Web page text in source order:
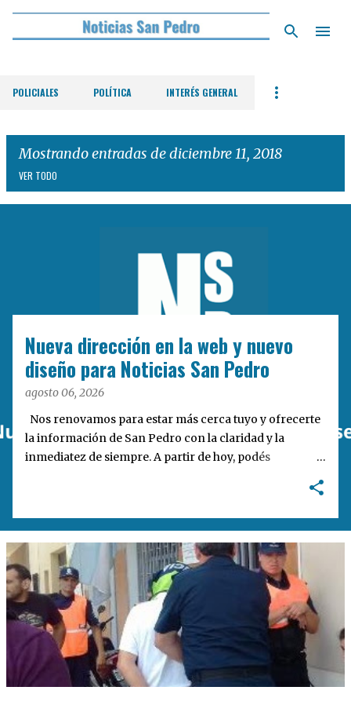
Ir al contenido principal
POLICIALES POLÍTICA INTERÉS GENERAL
Mostrando entradas de diciembre 11, 2018
VER TODO
Nueva dirección en la web y nuevo
diseño para Noticias San Pedro
agosto 06, 2026
Nos renovamos para estar más cerca tuyo y ofrecerte
la información de San Pedro con la claridad y la
inmediatez de siempre. A partir de hoy, podés
Desarrollamos una interfaz más ágil, moderna e
intuitiva, pensada para optimizar la navegación desde
cualquier dispositivo, facilitar el acceso a las noticias
locales y potenciar la interacción de los lectores con
nuestros contenidos.